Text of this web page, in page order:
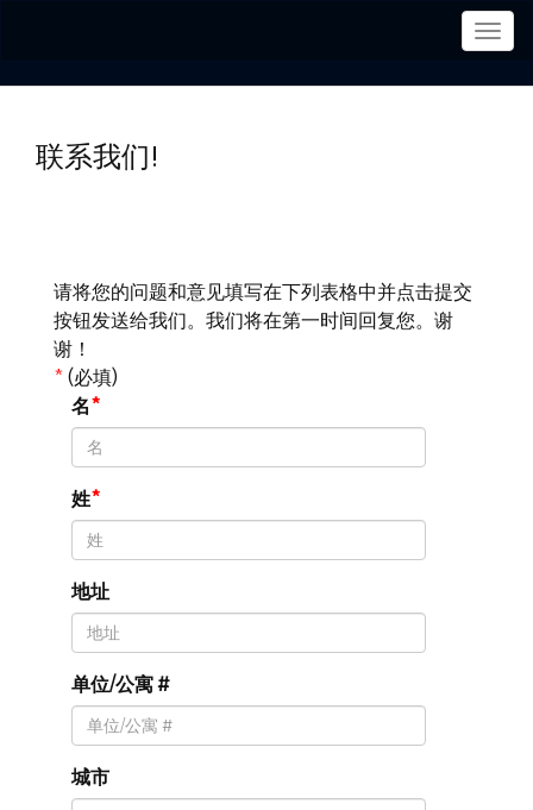
菜
联系我们!
请将您的问题和意见填写在下列表格中并点击提交
按钮发送给我们。我们将在第一时间回复您。谢
谢！
* (必填)
名
姓
地址
单位/公寓 #
城市